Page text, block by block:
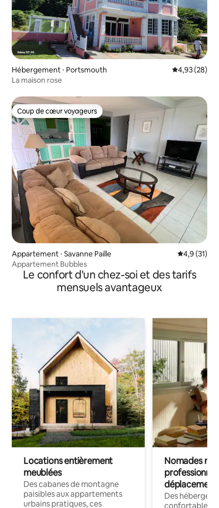
Hébergement ⋅ Portsmouth Évaluation
4,93 (28)
La maison rose
Coup de cœur voyageurs
Coup de cœur voyageurs
Appartement ⋅ Savanne Paille Évaluation
4,9 (31)
Appartement Bubbles
Le confort d'un chez-soi et des tarifs
mensuels avantageux
Locations entièrement
meublées
Des cabanes de montagne
paisibles aux appartements
urbains pratiques, ces
Nomades
déplacement
Des
confortables